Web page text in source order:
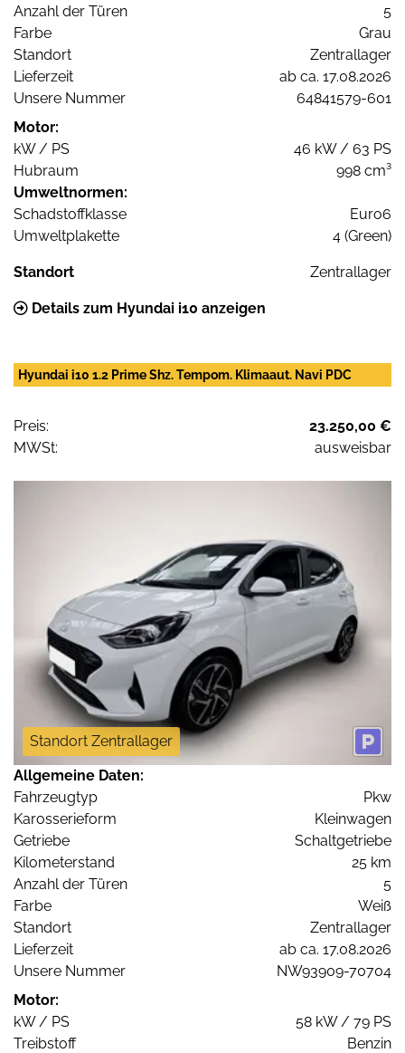
Anzahl der Türen
5
Farbe
Grau
Standort
Zentrallager
Lieferzeit
ab ca. 17.08.2026
Unsere Nummer
64841579-601
Motor:
kW / PS
46 kW / 63 PS
Hubraum
998 cm³
Umweltnormen:
Schadstoffklasse
Euro6
Umweltplakette
4 (Green)
Standort Zentrallager
Details zum Hyundai i10 anzeigen
Hyundai i10 1.2 Prime Shz. Tempom. Klimaaut. Navi PDC
Preis:
23.250,00 €
MWSt:
ausweisbar
Standort Zentrallager
Allgemeine Daten:
Fahrzeugtyp
Pkw
Karosserieform
Kleinwagen
Getriebe
Schaltgetriebe
Kilometerstand
25 km
Anzahl der Türen
5
Farbe
Weiß
Standort
Zentrallager
Lieferzeit
ab ca. 17.08.2026
Unsere Nummer
NW93909-70704
Motor:
kW / PS
58 kW / 79 PS
Treibstoff
Benzin